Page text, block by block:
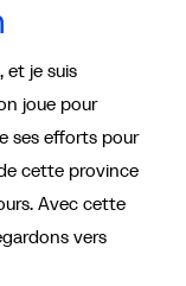
et je suis
joue pour
ses efforts pour
cette province
Avec cette
vers